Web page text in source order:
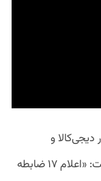
و
مدیرعامل، با اشاره به ضوابط ورود به بورس گفت: «اعلام ۱۷ ضابطه